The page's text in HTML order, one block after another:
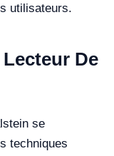
utilisateurs.
De
se
techniques